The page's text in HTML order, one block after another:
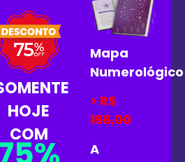
HOJE
COM
Mapa
Numerológico
> R$
198,00
A